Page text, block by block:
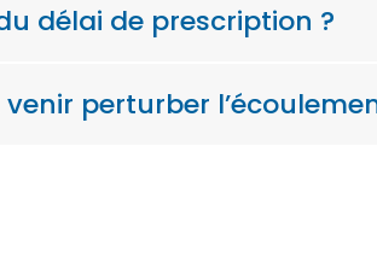
délai de prescription ?
perturber